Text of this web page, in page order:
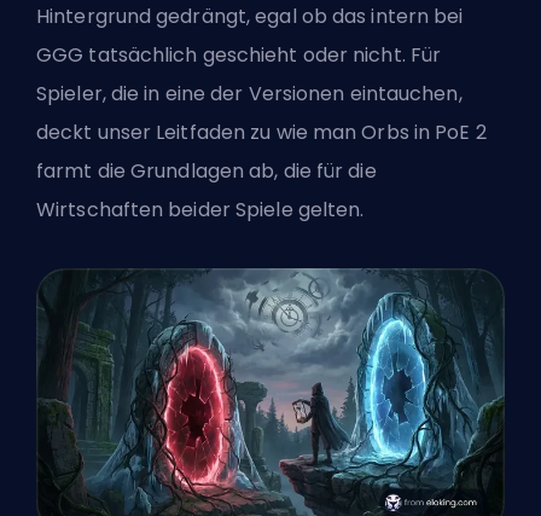
Hintergrund gedrängt, egal ob das intern bei
GGG tatsächlich geschieht oder nicht. Für
Spieler, die in eine der Versionen eintauchen,
deckt unser Leitfaden zu wie man Orbs in PoE 2
farmt die Grundlagen ab, die für die
Wirtschaften beider Spiele gelten.